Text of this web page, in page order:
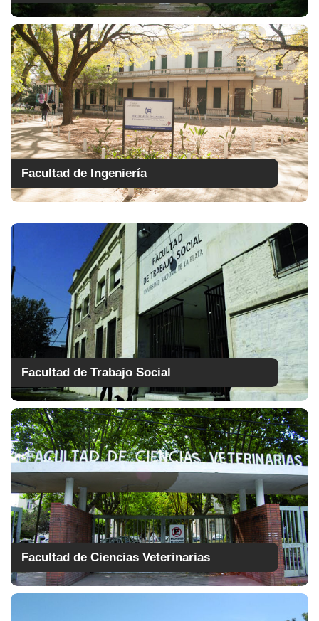
Facultad de Ingeniería
Facultad de Trabajo Social
Facultad de Ciencias Veterinarias